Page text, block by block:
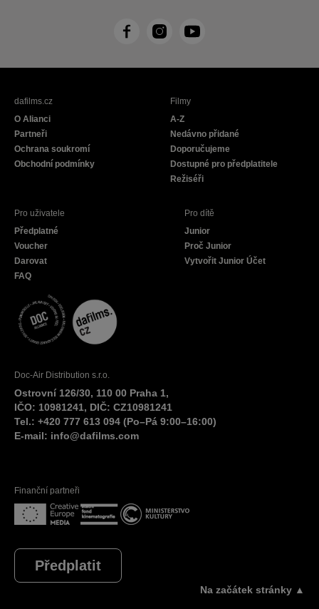
F
c
I
s
Y
u
dafilms.cz
O Alianci
Partneři
Ochrana soukromí
Obchodní podmínky
Filmy
A-Z
Nedávno přidané
Doporučujeme
Dostupné pro předplatitele
Režiséři
Pro uživatele
Předplatné
Voucher
Darovat
FAQ
Pro dítě
Junior
Proč Junior
Vytvořit Junior Účet
Doc-Air Distribution s.r.o.
Ostrovní 126/30, 110 00 Praha 1,
IČO: 10981241, DIČ: CZ10981241
Tel.: +420 777 613 094 (Po–Pá 9:00–16:00)
E-mail: info@dafilms.com
Finanční partneři
Předplatit
Na začátek stránky ▲